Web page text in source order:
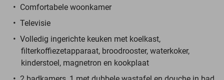
Comfortabele woonkamer
Televisie
Volledig ingerichte keuken met koelkast,
filterkoffiezetapparaat, broodrooster, waterkoker,
kinderstoel, magnetron en kookplaat